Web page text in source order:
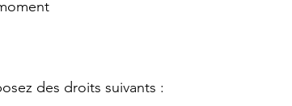
des droits suivants :